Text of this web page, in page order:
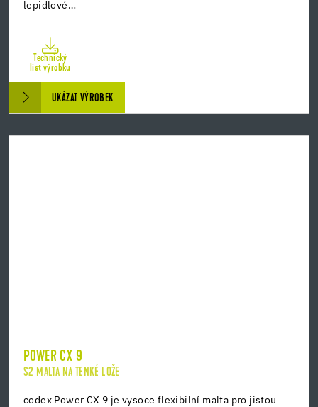
lepidlové…
Technický
list výrobku
UKÁZAT VÝROBEK
POWER CX 9
S2 MALTA NA TENKÉ LOŽE
codex Power CX 9 je vysoce flexibilní malta pro jistou